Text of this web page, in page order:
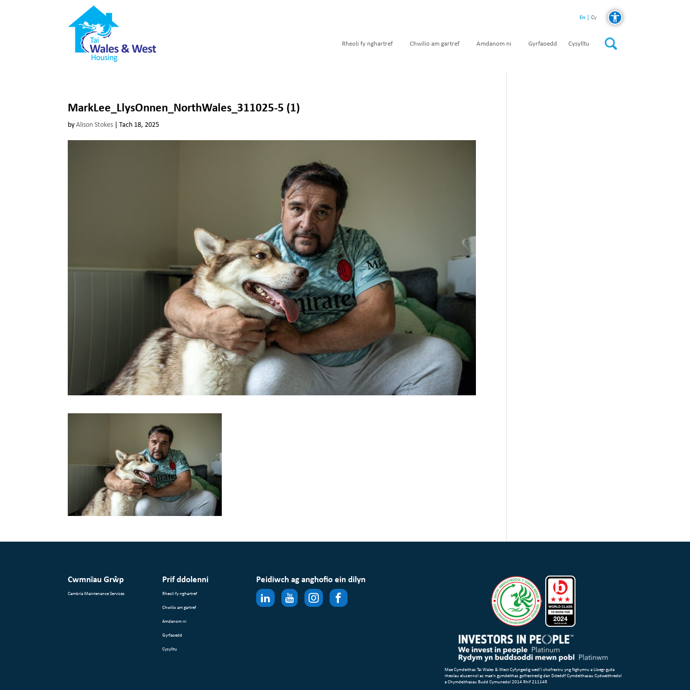
En Cy
Rheoli fy nghartref Chwilio am gartref Amdanom ni Gyrfaoedd Cysylltu
MarkLee_LlysOnnen_NorthWales_311025-5 (1)
byAlison Stokes | Tach 18, 2025
Cwmnïau Grŵp
Cambria Maintenance Services
Prif ddolenni
Rheoli fy nghartref
Chwilio am gartref
Amdanom ni
Gyrfaoedd
Cysylltu
Peidiwch ag anghofio ein dilyn
Mae Cymdeithas Tai Wales & West Cyfyngedig wedi’i chofrestru yng Nghymru a Lloegr gyda
rheolau elusennol ac mae’n gymdeithas gofrestredig dan Ddeddf Cymdeithasau Cydweithredol
a Chymdeithasau Budd Cymunedol 2014 Rhif 21114R